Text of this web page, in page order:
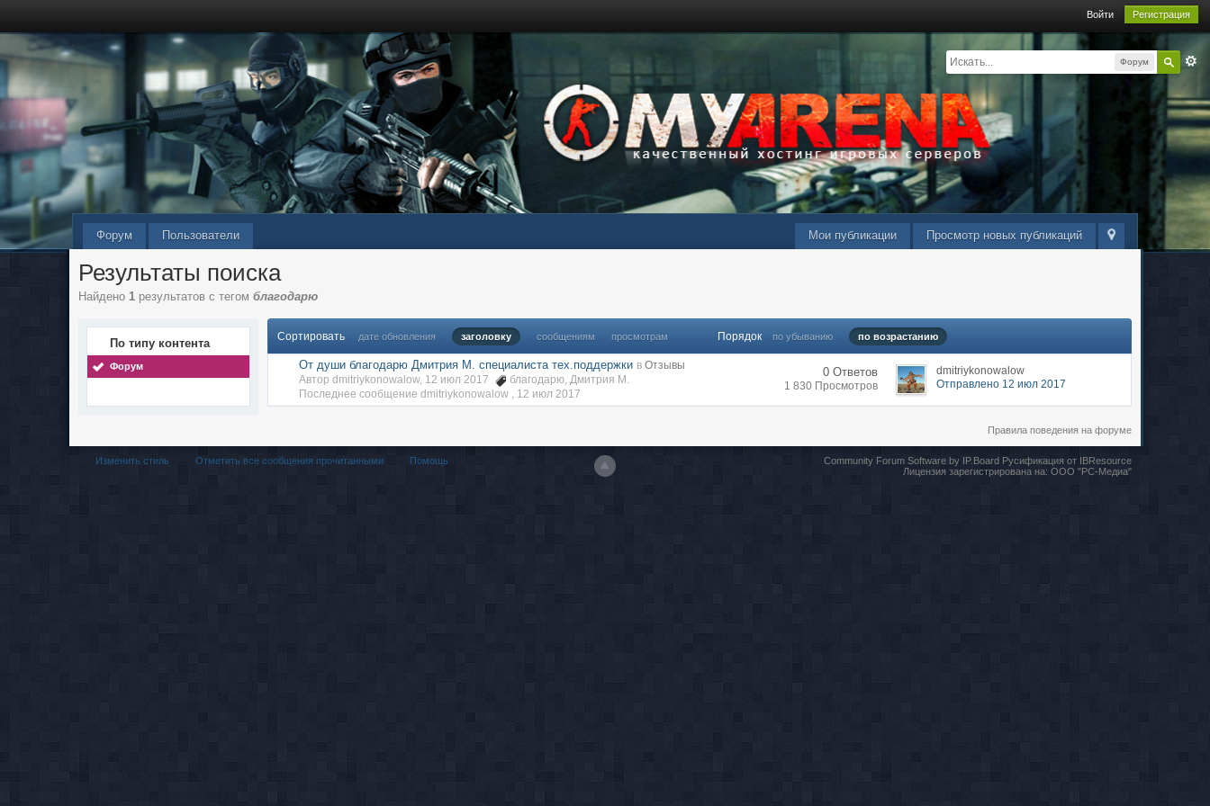
Войти Регистрация
Форум
Просмотр новых публикаций
Мои публикации
Форум Пользователи
Результаты поиска
Найдено 1 результатов с тегомблагодарю
По типу контента
Форум
Сортировать дате обновления заголовку сообщениям просмотрам Порядок по убыванию по возрастанию
От души благодарю Дмитрия М. специалиста тех.поддержки в Отзывы
Автор dmitriykonowalow, 12 июл 2017
благодарю,Дмитрия М.
Последнее сообщение dmitriykonowalow , 12 июл 2017
0 Ответов
1 830 Просмотров
dmitriykonowalow
Отправлено 12 июл 2017
Правила поведения на форуме
Изменить стиль Отметить все сообщения прочитанными Помощь Community Forum Software by IP.BoardРусификация от IBResource
Лицензия зарегистрирована на: ООО "РС-Медиа"